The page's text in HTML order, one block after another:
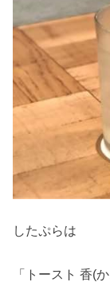
したぷらは
「トースト 香(